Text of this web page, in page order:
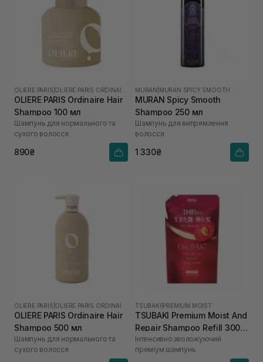
OLIERE PARIS
OLIERE PARIS Ordinaire Hair
Shampoo 100 мл
Шампунь для нормального та
сухого волосся
890₴
MURAN MURAN SPICY SMOOTH
MURAN Spicy Smooth
Shampoo 250 мл
Шампунь для випрямлення
волосся
1 330₴
OLIERE PARIS
OLIERE PARIS Ordinaire Hair
Shampoo 500 мл
Шампунь для нормального та
сухого волосся
TSUBAKI PREMIUM MOIST
TSUBAKI Premium Moist And
Repair Shampoo Refill 300
мл
Інтенсивно зволожуючий
преміум шампунь